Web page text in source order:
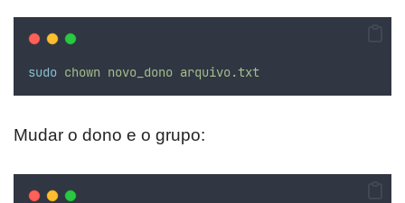
sudo chown novo_dono arquivo.txt
Mudar o dono e o grupo: